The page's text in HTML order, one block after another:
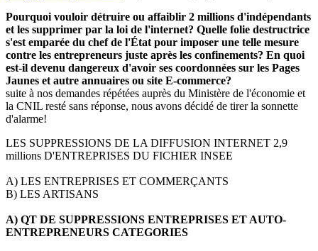
Pourquoi vouloir détruire ou affaiblir 2 millions d'indépendants
et les supprimer par la loi de l'internet? Quelle folie destructrice
s'est emparée du chef de l'État pour imposer une telle mesure
contre les entrepreneurs juste après les confinements? En quoi
est-il devenu dangereux d'avoir ses coordonnées sur les Pages
Jaunes et autre annuaires ou site E-commerce?
suite à nos demandes répétées auprès du Ministère de l'économie et
la CNIL resté sans réponse, nous avons décidé de tirer la sonnette
d'alarme!
LES SUPPRESSIONS DE LA DIFFUSION INTERNET 2,9
millions D'ENTREPRISES DU FICHIER INSEE
A) LES ENTREPRISES ET COMMERÇANTS
B) LES ARTISANS
A) QT DE SUPPRESSIONS ENTREPRISES ET AUTO-
ENTREPRENEURS CATEGORIES